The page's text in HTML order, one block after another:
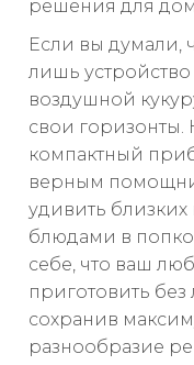
решения для
Если вы думали,
лишь
воздушной
свои горизонты.
компактный
верным
удивить
блюдами в
себе, что ваш
приготовить
сохранив
разнообразие